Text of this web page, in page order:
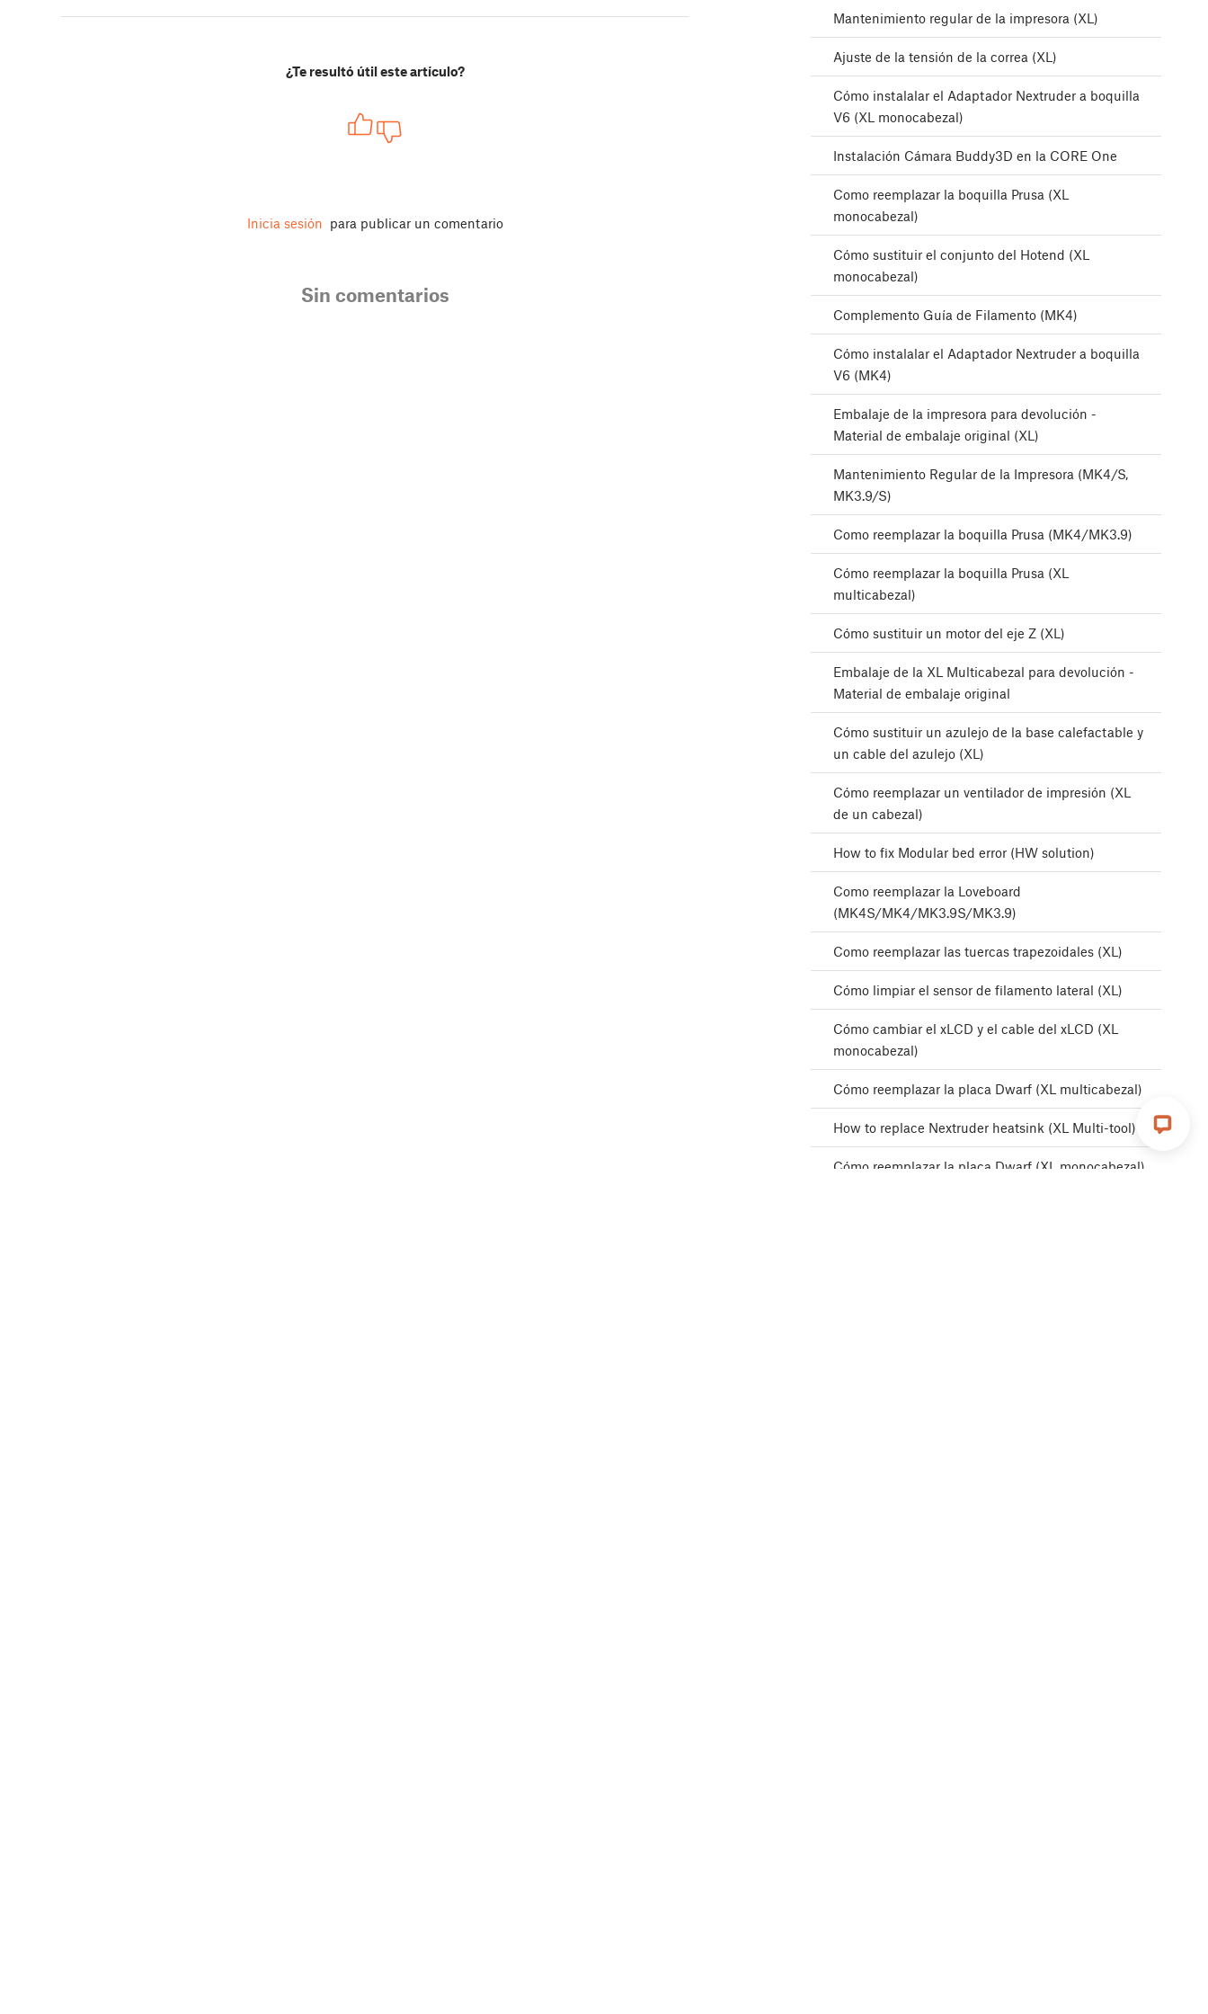
¿Te resultó útil este artículo?
Inicia sesión para publicar un comentario
Sin comentarios
Mantenimiento regular de la impresora (XL)
Ajuste de la tensión de la correa (XL)
Cómo instalalar el Adaptador Nextruder a boquilla
V6 (XL monocabezal)
Instalación Cámara Buddy3D en la CORE One
Como reemplazar la boquilla Prusa (XL
monocabezal)
Cómo sustituir el conjunto del Hotend (XL
monocabezal)
Complemento Guía de Filamento (MK4)
Cómo instalalar el Adaptador Nextruder a boquilla
V6 (MK4)
Embalaje de la impresora para devolución -
Material de embalaje original (XL)
Mantenimiento Regular de la Impresora (MK4/S,
MK3.9/S)
Como reemplazar la boquilla Prusa (MK4/MK3.9)
Cómo reemplazar la boquilla Prusa (XL
multicabezal)
Cómo sustituir un motor del eje Z (XL)
Embalaje de la XL Multicabezal para devolución -
Material de embalaje original
Cómo sustituir un azulejo de la base calefactable y
un cable del azulejo (XL)
Cómo reemplazar un ventilador de impresión (XL
de un cabezal)
How to fix Modular bed error (HW solution)
Como reemplazar la Loveboard
(MK4S/MK4/MK3.9S/MK3.9)
Como reemplazar las tuercas trapezoidales (XL)
Cómo limpiar el sensor de filamento lateral (XL)
Cómo cambiar el xLCD y el cable del xLCD (XL
monocabezal)
Cómo reemplazar la placa Dwarf (XL multicabezal)
How to replace Nextruder heatsink (XL Multi-tool)
Cómo reemplazar la placa Dwarf (XL monocabezal)